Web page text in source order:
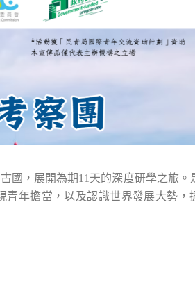
國，展開為期11天的深度研學之旅。
年擔當，以及認識世界發展大勢，